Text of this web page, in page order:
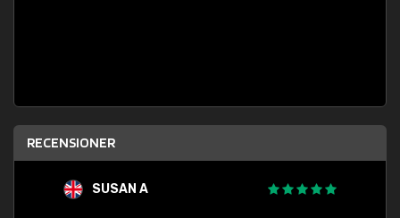
RECENSIONER
SUSAN A